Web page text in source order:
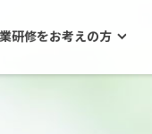
研修をお考えの方